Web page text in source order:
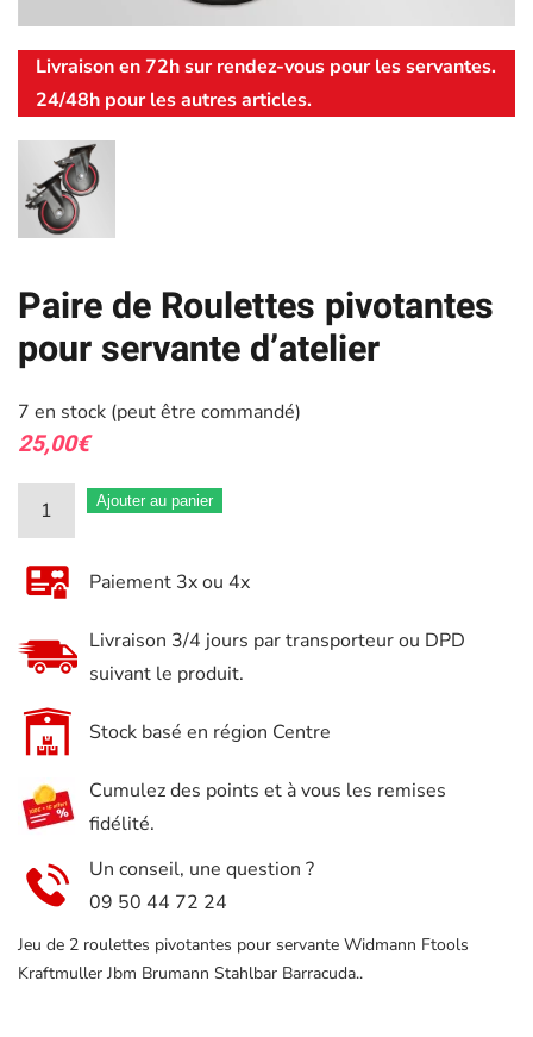
Livraison en 72h sur rendez-vous pour les servantes.
24/48h pour les autres articles.
Paire de Roulettes pivotantes
pour servante d’atelier
7 en stock (peut être commandé)
25,00€
quantité
de
Paire
de
Roulettes
pivotantes
servante
Ajouter au panier
Paiement 3x ou 4x
Livraison 3/4 jours par transporteur ou DPD
suivant le produit.
Stock basé en région Centre
Cumulez des points et à vous les remises
fidélité.
Un conseil, une question ?
09 50 44 72 24
Jeu de 2 roulettes pivotantes pour servante Widmann Ftools
Kraftmuller Jbm Brumann Stahlbar Barracuda..